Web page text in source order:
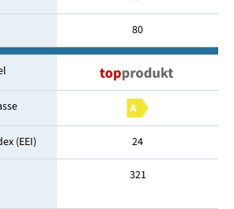
80
(EEI) 24
321